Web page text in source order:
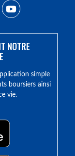
NOTRE
simple
boursiers ainsi
vie.